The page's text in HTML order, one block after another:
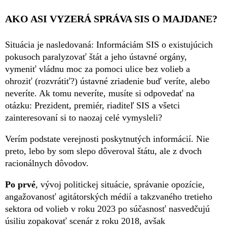
AKO ASI VYZERÁ SPRÁVA SIS O MAJDANE?
Situácia je nasledovaná: Informáciám SIS o existujúcich
pokusoch paralyzovať štát a jeho ústavné orgány,
vymeniť vládnu moc za pomoci ulice bez volieb a
ohroziť (rozvrátiť?) ústavné zriadenie buď veríte, alebo
neveríte. Ak tomu neveríte, musíte si odpovedať na
otázku: Prezident, premiér, riaditeľ SIS a všetci
zainteresovaní si to naozaj celé vymysleli?
Verím podstate verejnosti poskytnutých informácií. Nie
preto, lebo by som slepo dôveroval štátu, ale z dvoch
racionálnych dôvodov.
Po prvé, vývoj politickej situácie, správanie opozície,
angažovanosť agitátorských médií a takzvaného tretieho
sektora od volieb v roku 2023 po súčasnosť nasvedčujú
úsiliu zopakovať scenár z roku 2018, avšak